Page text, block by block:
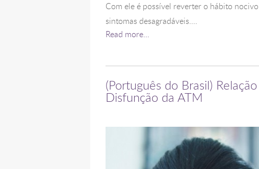
Com ele é possível reverter o hábito
sintomas desagradáveis....
Read more...
(Português do Brasil)
Disfunção da ATM